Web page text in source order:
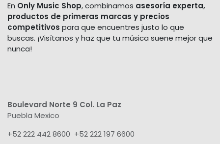
En Only Music Shop, combinamos asesoría experta,
productos de primeras marcas y precios
competitivos para que encuentres justo lo que
buscas. ¡Visítanos y haz que tu música suene mejor que
nunca!
Boulevard Norte 9 Col. La Paz
Puebla Mexico
+52 222 442 8600 +52 222 197 6600